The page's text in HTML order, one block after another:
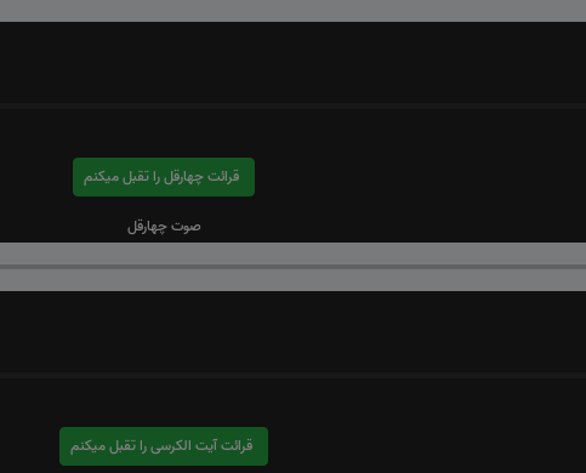
قرائت چهارقل را تقبل میکنم
صوت چهارقل
قرائت آیت الکرسی را تقبل میکنم